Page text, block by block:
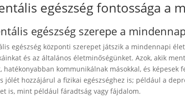
egészség fontossága a
egészség szerepe a
egészség központi szerepet játszik a mindennapi
és az általános életminőségünket. Azok, akik
hatékonyabban kommunikálnak másokkal, és
jólét hozzájárul a fizikai egészséghez is; például a
is, mint például fáradtság vagy fájdalom.